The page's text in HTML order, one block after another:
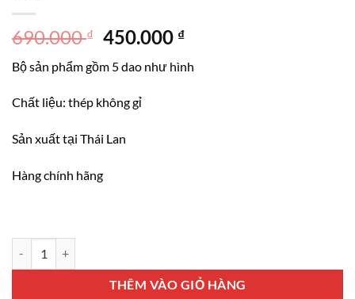
690.000₫ Giá
là:
690.000 ₫.
450.000 ₫Giá
tại
Bộ sản phẩm gồm 5 dao như hình
Chất liệu: thép không gỉ
Sản xuất tại Thái Lan
Hàng chính hãng
THÊM VÀO GIỎ HÀNG